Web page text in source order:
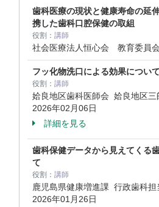
歯科医療の現状と健康寿命の延
携した歯科口腔保健の取組
役割： 講師
社会医療法人恒心会 教育委員
フッ化物洗口による効果について
役割： 講師
姶良地区歯科医師会 姶良地区三
2026年02月06日
詳細を見る
歯科保健データから見えてくる
て
役割： 講師
鹿児島県健康増進課 行政歯科担
2026年01月26日